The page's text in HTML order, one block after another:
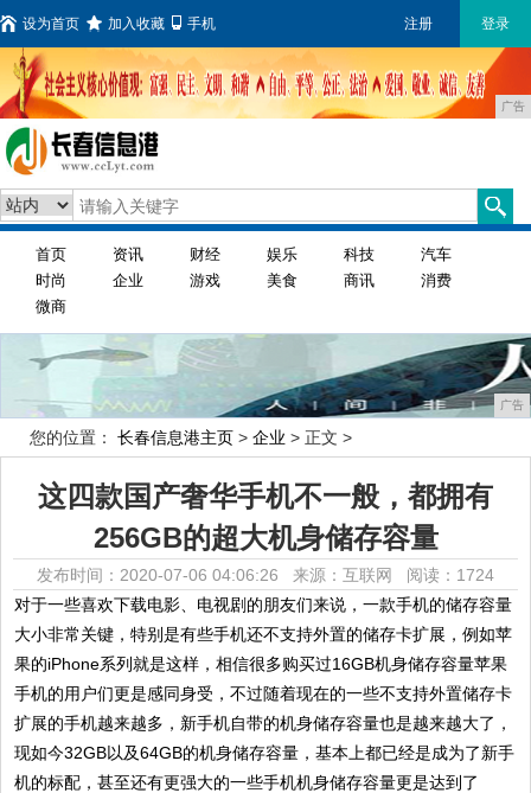
设为首页 加入收藏 手机 注册 登录
广告
首页 资讯 财经 娱乐 科技
汽车
时尚
企业 游戏 美食 商讯
消费
微商
广告
您的位置： 长春信息港主页 > 企业 > 正文 >
这四款国产奢华手机不一般，都拥有
256GB的超大机身储存容量
发布时间：2020-07-06 04:06:26 来源：互联网 阅读：1724
对于一些喜欢下载电影、电视剧的朋友们来说，一款手机的储存容量
大小非常关键，特别是有些手机还不支持外置的储存卡扩展，例如苹
果的iPhone系列就是这样，相信很多购买过16GB机身储存容量苹果
手机的用户们更是感同身受，不过随着现在的一些不支持外置储存卡
扩展的手机越来越多，新手机自带的机身储存容量也是越来越大了，
现如今32GB以及64GB的机身储存容量，基本上都已经是成为了新手
机的标配，甚至还有更强大的一些手机机身储存容量更是达到了